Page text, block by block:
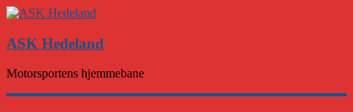
ASK Hedeland
Motorsportens hjemmebane